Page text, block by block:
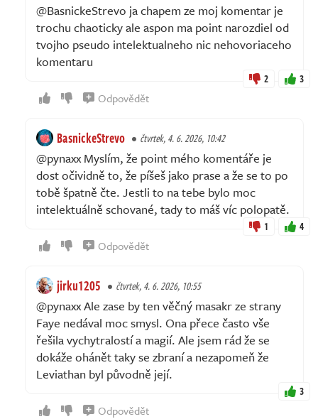
@BasnickeStrevo ja chapem ze moj komentar je
trochu chaoticky ale aspon ma point narozdiel od
tvojho pseudo intelektualneho nic nehovoriaceho
komentaru
2 3
Odpovědět
BasnickeStrevo čtvrtek, 4. 6. 2026, 10:42
@pynaxx Myslím, že point mého komentáře je
dost očividně to, že píšeš jako prase a že se to po
tobě špatně čte. Jestli to na tebe bylo moc
intelektuálně schované, tady to máš víc polopatě.
1 4
Odpovědět
jirku1205 čtvrtek, 4. 6. 2026, 10:55
@pynaxx Ale zase by ten věčný masakr ze strany
Faye nedával moc smysl. Ona přece často vše
řešila vychytralostí a magií. Ale jsem rád že se
dokáže ohánět taky se zbraní a nezapomeň že
Leviathan byl původně její.
3
Odpovědět